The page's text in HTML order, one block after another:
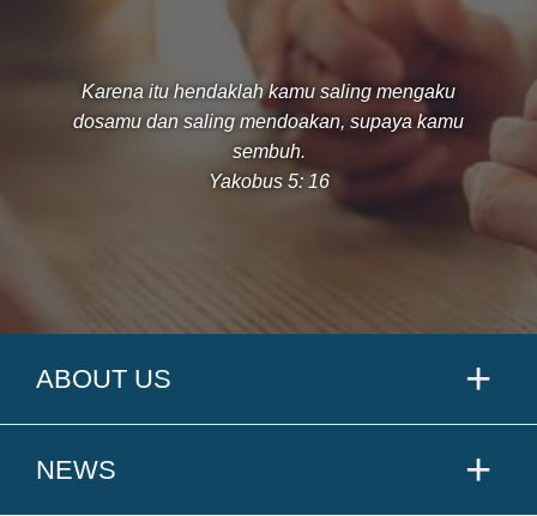
Karena itu hendaklah kamu saling mengaku
dosamu dan saling mendoakan, supaya kamu
sembuh.
Yakobus 5: 16
ABOUT US
NEWS